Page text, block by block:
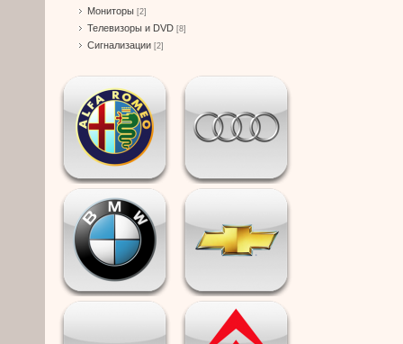
Мониторы [2]
Телевизоры и DVD [8]
Сигнализации [2]